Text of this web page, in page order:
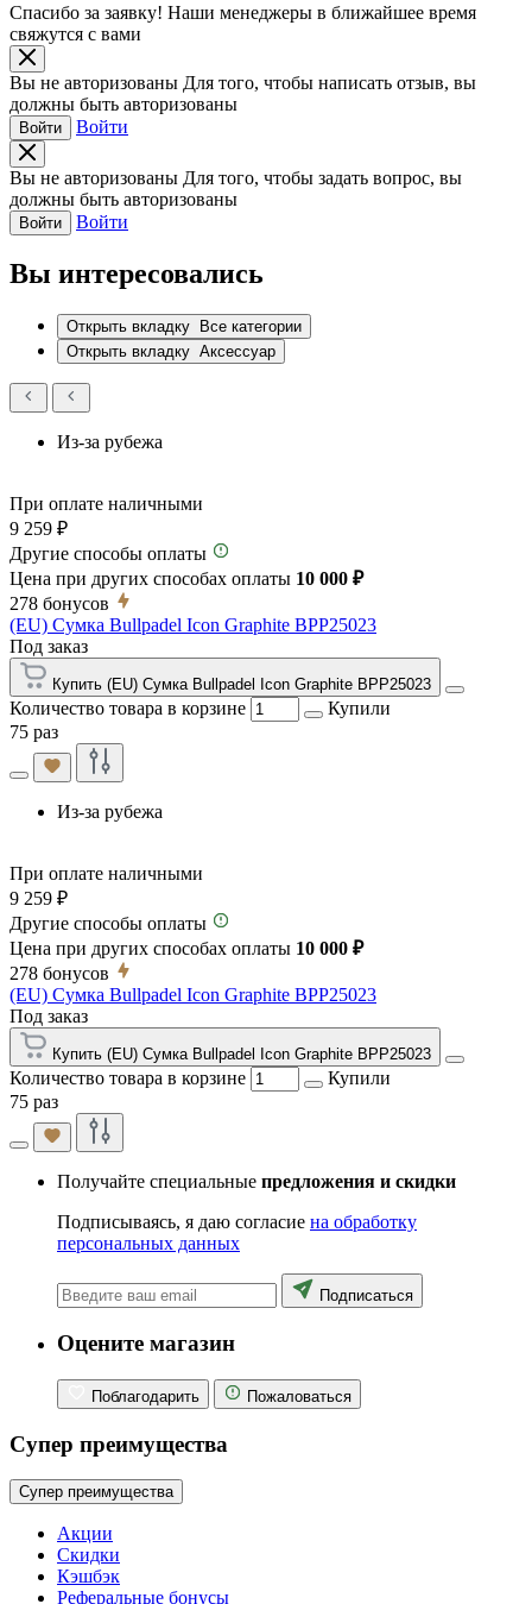
Спасибо за заявку! Наши менеджеры в ближайшее время
свяжутся с вами
Вы не авторизованы Для того, чтобы написать отзыв, вы
должны быть авторизованы
Войти Войти
Вы не авторизованы Для того, чтобы задать вопрос, вы
должны быть авторизованы
Войти Войти
Вы интересовались
Открыть вкладку
Все категории
Открыть вкладку Аксессуар
Из-за рубежа
При оплате наличными
9 259 ₽
Другие способы оплаты
Цена при других способах оплаты 10 000 ₽
278 бонусов
(EU) Сумка Bullpadel Icon Graphite BPP25023
Под заказ
Купить (EU) Сумка Bullpadel Icon Graphite BPP25023
Количество товара в корзине
Купили
75 раз
Из-за рубежа
При оплате наличными
9 259 ₽
Другие способы оплаты
Цена при других способах оплаты 10 000 ₽
278 бонусов
(EU) Сумка Bullpadel Icon Graphite BPP25023
Под заказ
Купить (EU) Сумка Bullpadel Icon Graphite BPP25023
Количество товара в корзине
Купили
75 раз
Получайте специальные предложения и скидки
Подписываясь, я даю согласие на обработку
персональных данных
Подписаться
Оцените магазин
Поблагодарить Пожаловаться
Супер преимущества
Супер преимущества
Акции
Скидки
Кэшбэк
Реферальные бонусы